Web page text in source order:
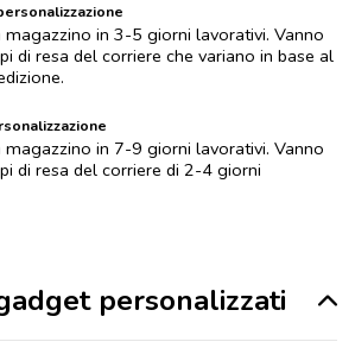
magazzino in 3-5 giorni lavorativi. Vanno
di resa del corriere che variano in base al
magazzino in 7-9 giorni lavorativi. Vanno
di resa del corriere di 2-4 giorni
personalizzati